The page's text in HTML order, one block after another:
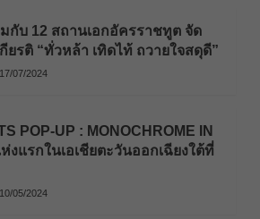
กับ 12 สถานเอกอัครราชทูต จัด
ยรติ “ทั่วหล้า เทิดไท้ ถวายใจสดุดี”
17/07/2024
POP-UP : MONOCHROME IN
งแรกในเอเชียตะวันออกเฉียงใต้ที่
10/05/2024